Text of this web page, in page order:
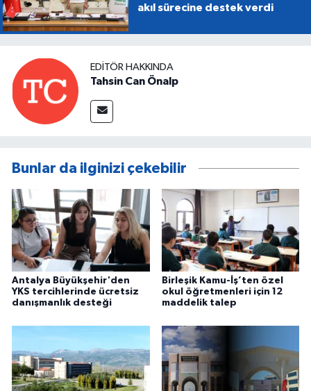
akıl sürecine destek verdi
EDITÖR HAKKINDA
Tahsin Can Önalp
Bunlar da ilginizi çekebilir
Antalya Büyükşehir'den
YKS tercihlerinde ücretsiz
danışmanlık desteği
Birleşik Kamu-İş’ten özel
okul öğretmenleri için 12
maddelik talep